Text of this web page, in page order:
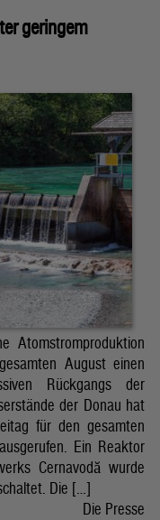
geringem
Atomstromproduktion
August einen
Rückgangs der
der Donau hat
für den gesamten
Ein Reaktor
Cernavodă wurde
Die […]
Die Presse